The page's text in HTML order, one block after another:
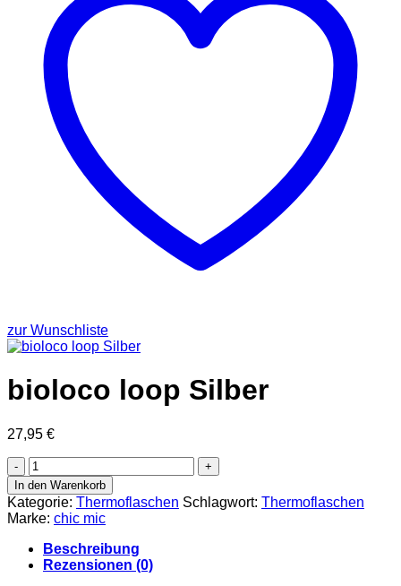
zur Wunschliste
bioloco loop Silber
27,95 €
bioloco
loop
Silber
Menge
In den Warenkorb
Kategorie: Thermoflaschen Schlagwort: Thermoflaschen
Marke: chic mic
Beschreibung
Rezensionen (0)